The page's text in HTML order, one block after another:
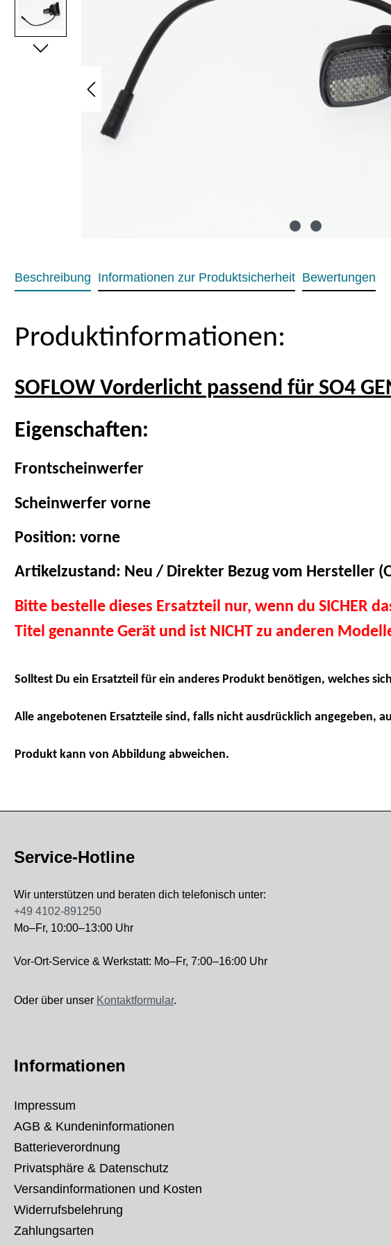
Beschreibung Informationen zur Produktsicherheit Bewertungen
Produktinformationen:
SOFLOW Vorderlicht passend für SO4
Eigenschaften:
Frontscheinwerfer
Scheinwerfer vorne
Position: vorne
Artikelzustand: Neu / Direkter Bezug vom Hersteller
Bitte bestelle dieses Ersatzteil nur, wenn du SICHER
Titel genannte Gerät und ist NICHT zu anderen
Solltest Du ein Ersatzteil für ein anderes Produkt benötigen, welches
Alle angebotenen Ersatzteile sind, falls nicht ausdrücklich angegeben,
Produkt kann von Abbildung abweichen.
Service-Hotline
Wir unterstützen und beraten dich telefonisch unter:
+49 4102-891250
Mo–Fr, 10:00–13:00 Uhr
Vor-Ort-Service & Werkstatt: Mo–Fr, 7:00–16:00 Uhr
Oder über unser Kontaktformular.
Informationen
Impressum
AGB & Kundeninformationen
Batterieverordnung
Privatsphäre & Datenschutz
Versandinformationen und Kosten
Widerrufsbelehrung
Zahlungsarten